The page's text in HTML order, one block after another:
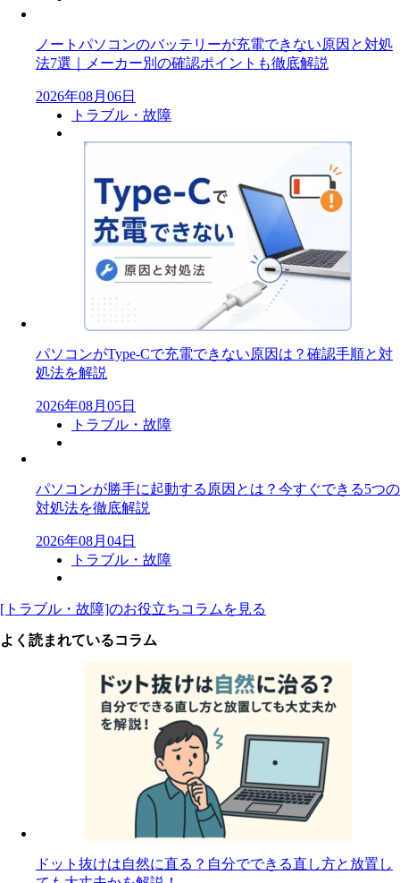
ノートパソコンのバッテリーが充電できない原因と対処
法7選｜メーカー別の確認ポイントも徹底解説
2026年08月06日
トラブル・故障
パソコンがType-Cで充電できない原因は？確認手順と対
処法を解説
2026年08月05日
トラブル・故障
パソコンが勝手に起動する原因とは？今すぐできる5つの
対処法を徹底解説
2026年08月04日
トラブル・故障
[トラブル・故障]のお役立ちコラムを見る
よく読まれているコラム
ドット抜けは自然に直る？自分でできる直し方と放置し